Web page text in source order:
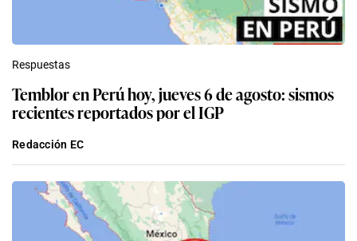
Respuestas
Temblor en Perú hoy, jueves 6 de agosto: sismos
recientes reportados por el IGP
Redacción EC